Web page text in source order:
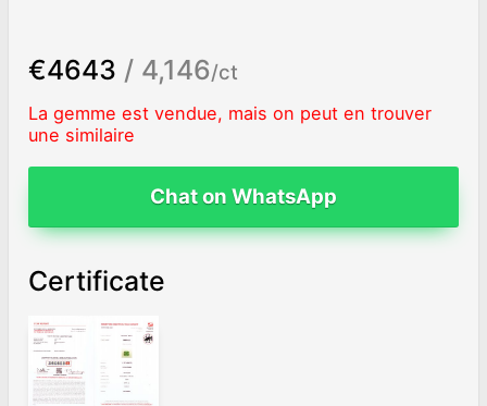
€4643 / 4,146/ct
La gemme est vendue, mais on peut en trouver
une similaire
Chat on WhatsApp
Certificate